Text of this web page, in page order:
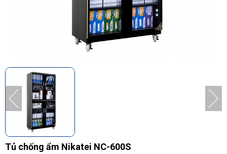
Tủ chống ẩm Nikatei NC-600S